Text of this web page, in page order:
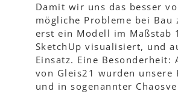
Damit wir uns das besser
mögliche Probleme bei
erst ein Modell im Maßstab
SketchUp visualisiert, und
Einsatz. Eine Besonderheit:
von Gleis21 wurden
und in sogenannter